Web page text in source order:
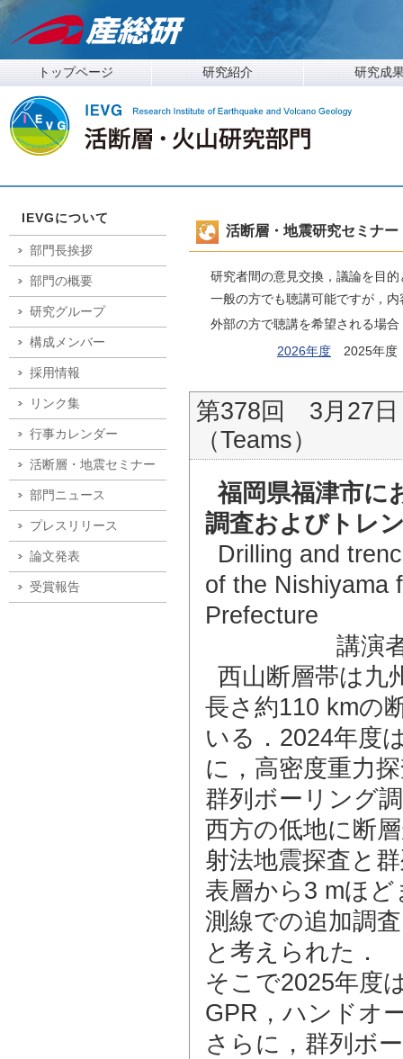
トップページ 研究紹介 研究成
IEVGについて
部門長挨拶
部門の概要
研究グループ
構成メンバー
採用情報
リンク集
行事カレンダー
活断層・地震セミナー
部門ニュース
プレスリリース
論文発表
受賞報告
活断層・地震研究セミナー
研究者間の意見交換，議論を目
一般の方でも聴講可能ですが，
外部の方で聴講を希望される場合
2026年度 2025年
第378回 3月27
（Teams）
福岡県福津市に
調査およびトレ
Drilling and
of the Nishiyama
Prefecture
講演
西山断層帯は九
長さ約110 kmの
いる．2024年度
に，高密度重力
群列ボーリング
西方の低地に断
射法地震探査と
表層から3 mほ
測線での追加調
と考えられた．
そこで2025年度
GPR，ハンドオ
さらに，群列ボ